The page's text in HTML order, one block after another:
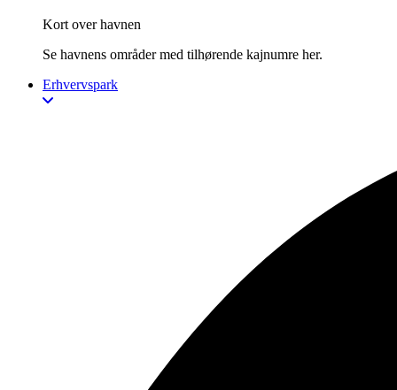
Kort over havnen
Se havnens områder med tilhørende kajnumre her.
Erhvervspark